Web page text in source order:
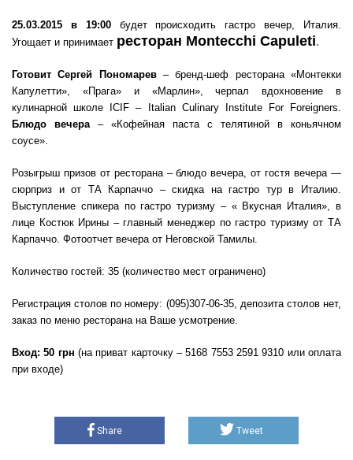
25.03.2015 в 19:00будет происходить гастро вечер, Италия.
Угощает и принимает ресторан Montecchi Capuleti.
Готовит Сергей Пономарев– бренд-шеф ресторана «Монтекки
Капулетти», «Прага» и «Марлин», черпал вдохновение в
кулинарной школе ICIF – Italian Culinary Institute For Foreigners.
Блюдо вечера– «Кофейная паста с телятиной в коньячном
соусе».
Розыгрыш призов от ресторана – блюдо вечера, от гостя вечера —
сюрприз и от ТА Карпаччо – скидка на гастро тур в Италию.
Выступление спикера по гастро туризму – « Вкусная Италия», в
лице Костюк Ирины – главный менеджер по гастро туризму от ТА
Карпаччо. Фотоотчет вечера от Неговской Тамилы.
Количество гостей: 35 (количество мест ограничено)
Регистрация столов по номеру: (095)307-06-35, депозита столов нет,
заказ по меню ресторана на Ваше усмотрение.
Вход: 50 грн (на приват карточку – 5168 7553 2591 9310 или оплата
при входе)
Share Tweet